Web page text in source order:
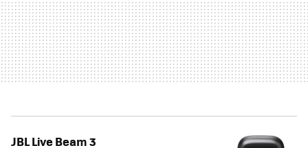
JBL Live Beam 3